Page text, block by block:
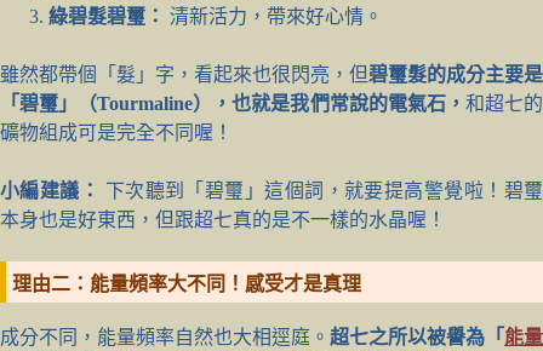
綠碧髮碧璽： 清新活力，帶來好心情。
雖然都帶個「髮」字，看起來也很閃亮，但碧璽髮的成分主要是
「碧璽」（Tourmaline），也就是我們常說的電氣石， 和超七的
礦物組成可是完全不同喔！
小編建議：
下次聽到「碧璽」這個詞，就要提高警覺啦！碧璽
本身也是好東西，但跟超七真的是不一樣的水晶喔！
理由二：能量頻率大不同！感受才是真理
成分不同，能量頻率自然也大相逕庭。 超七之所以被譽為「 能量